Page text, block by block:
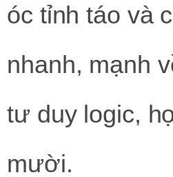
óc tỉnh táo và
nhanh, mạnh
tư duy logic,
mười.